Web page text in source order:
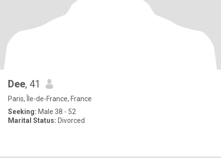
Dee, 41
Paris, Île-de-France, France
Seeking: Male 38 - 52
Marital Status: Divorced